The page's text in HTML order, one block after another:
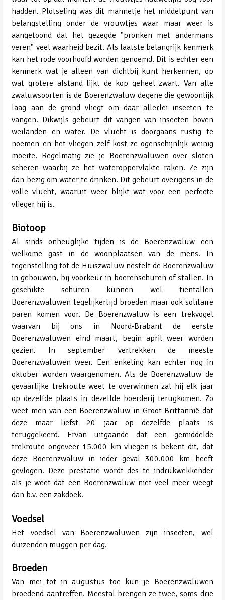
hadden. Plotseling was dit mannetje het middelpunt van
belangstelling onder de vrouwtjes waar maar weer is
aangetoond dat het gezegde "pronken met andermans
veren" veel waarheid bezit. Als laatste belangrijk kenmerk
kan het rode voorhoofd worden genoemd. Dit is echter een
kenmerk wat je alleen van dichtbij kunt herkennen, op
wat grotere afstand lijkt de kop geheel zwart. Van alle
zwaluwsoorten is de Boerenzwaluw degene die gewoonlijk
laag aan de grond vliegt om daar allerlei insecten te
vangen. Dikwijls gebeurt dit vangen van insecten boven
weilanden en water. De vlucht is doorgaans rustig te
noemen en het vliegen zelf kost ze ogenschijnlijk weinig
moeite. Regelmatig zie je Boerenzwaluwen over sloten
scheren waarbij ze het wateroppervlakte raken. Ze zijn
dan bezig om water te drinken. Dit gebeurt overigens in de
volle vlucht, waaruit weer blijkt wat voor een perfecte
vlieger hij is.
Biotoop
Al sinds onheuglijke tijden is de Boerenzwaluw een
welkome gast in de woonplaatsen van de mens. In
tegenstelling tot de Huiszwaluw nestelt de Boerenzwaluw
in gebouwen, bij voorkeur in boerenschuren of stallen. In
geschikte schuren kunnen wel tientallen
Boerenzwaluwen tegelijkertijd broeden maar ook solitaire
paren komen voor. De Boerenzwaluw is een trekvogel
waarvan bij ons in Noord-Brabant de eerste
Boerenzwaluwen eind maart, begin april weer worden
gezien. In september vertrekken de meeste
Boerenzwaluwen weer. Een enkeling kan echter nog in
oktober worden waargenomen. Als de Boerenzwaluw de
gevaarlijke trekroute weet te overwinnen zal hij elk jaar
op dezelfde plaats in dezelfde boerderij terugkomen. Zo
weet men van een Boerenzwaluw in Groot-Brittannië dat
deze maar liefst 20 jaar op dezelfde plaats is
teruggekeerd. Ervan uitgaande dat een gemiddelde
trekroute ongeveer 15.000 km vliegen is bekent dit, dat
deze Boerenzwaluw in ieder geval 300.000 km heeft
gevlogen. Deze prestatie wordt des te indrukwekkender
als je weet dat een Boerenzwaluw niet veel meer weegt
dan b.v. een zakdoek.
Voedsel
Het voedsel van Boerenzwaluwen zijn insecten, wel
duizenden muggen per dag.
Broeden
Van mei tot in augustus toe kun je Boerenzwaluwen
broedend aantreffen. Meestal brengen ze twee, soms drie